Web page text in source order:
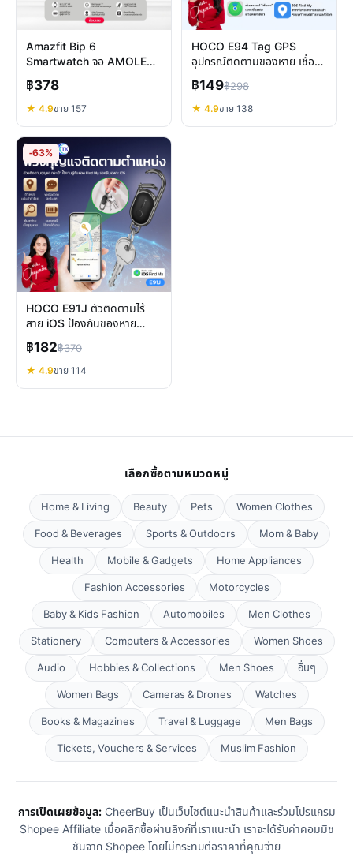
Amazfit Bip 6
Smartwatch จอ AMOLED
ใหญ่ แบตอึด GPS ในตัว วัด
สุขภาพครบ
฿378
★ 4.9ขาย 157
HOCO E94 Tag GPS
อุปกรณ์ติดตามของหาย เชื่อม
Find My ไม่ต้องลงแอปเพิ่ม
฿149฿298
★ 4.9ขาย 138
-63%
HOCO E91J ตัวติดตามไร้
สาย iOS ป้องกันของหาย
ขนาดเล็ก แบตทน คุ้มค่า
฿182฿370
★ 4.9ขาย 114
เลือกซื้อตามหมวดหมู่
Home & Living Beauty Pets
Women Clothes
Food & Beverages
Sports & Outdoors
Mom & Baby
Health
Mobile & Gadgets
Home Appliances
Fashion Accessories
Motorcycles
Baby & Kids Fashion
Automobiles
Men Clothes
Stationery
Computers & Accessories
Women Shoes
Audio
Hobbies & Collections Men Shoes
อื่นๆ
Women Bags
Cameras & Drones
Watches
Books & Magazines
Travel & Luggage
Men Bags
Tickets, Vouchers & Services
Muslim Fashion
การเปิดเผยข้อมูล:CheerBuy เป็นเว็บไซต์แนะนำสินค้าและร่วมโปรแกรม
Shopee Affiliate เมื่อคลิกซื้อผ่านลิงก์ที่เราแนะนำ เราจะได้รับค่าคอมมิช
ชันจาก Shopee โดยไม่กระทบต่อราคาที่คุณจ่าย